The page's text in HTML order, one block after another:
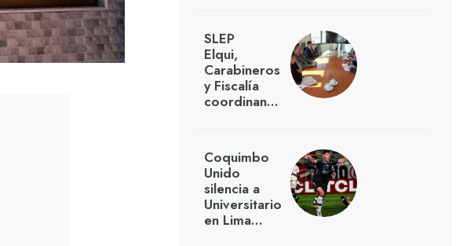
SLEP
Elqui,
Carabineros
y Fiscalía
coordinan…
Coquimbo
Unido
silencia a
Universitario
en Lima…